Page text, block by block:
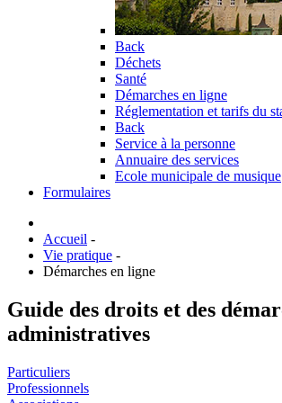
Back
Déchets
Santé
Démarches en ligne
Réglementation et tarifs du
Back
Service à la personne
Annuaire des services
Ecole municipale de musique
Formulaires
Accueil -
Vie pratique -
Démarches en ligne
Guide des droits et des
administratives
Particuliers
Professionnels